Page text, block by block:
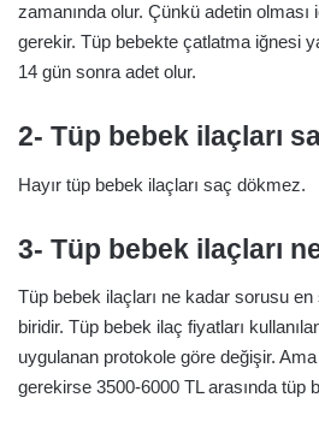
zamanında olur. Çünkü adetin olması
gerekir. Tüp bebekte çatlatma iğnesi
14 gün sonra adet olur.
2- Tüp bebek ilaçları
Hayır tüp bebek ilaçları saç dökmez.
3- Tüp bebek ilaçları
Tüp bebek ilaçları ne kadar sorusu
biridir. Tüp bebek ilaç fiyatları
uygulanan protokole göre değişir.
gerekirse 3500-6000 TL arasında tüp